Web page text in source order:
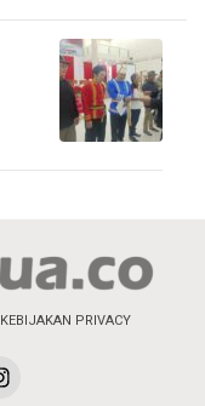
KEBIJAKAN PRIVACY